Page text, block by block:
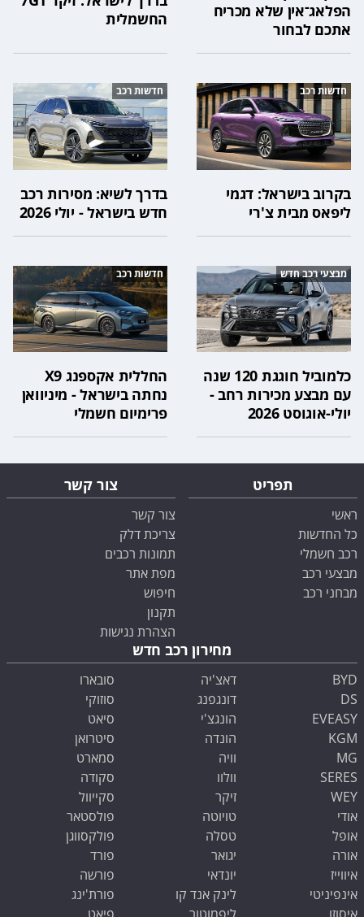
הפלאג־אין שלא מכריח
אתכם לבחור
החשמלית
חדשות רכב
בקרוב בישראל: דגמי
ליפאס מבית צ'רי
חדשות רכב
בדרך לשיא: מסירות רכב
חדש בישראל - יולי 2026
מבצעי רכב חדש
כלמוביל חוגגת 120 שנה
עם מבצע מכירות רחב -
יולי-אוגוסט 2026
חדשות רכב
החללית אקספנג X9
נחתה בישראל - מיניוואן
פרימיום חשמלי
תפריט
ראשי
כל החדשות
רכב חשמלי
מבצעי רכב
מבחני רכב
צור קשר
צור קשר
צריכת דלק
תמונות רכבים
מפת אתר
חיפוש
תקנון
הצהרת נגישות
מחירון רכב חדש
BYD
DS
EVEASY
KGM
MG
SERES
WEY
אודי
אופל
אורה
איווייז
אינפיניטי
דאצ'יה
דונגפנג
הונגצ'י
הונדה
וויה
וולוו
זיקר
טויוטה
טסלה
יגואר
יונדאי
לינק אנד קו
סובארו
סוזוקי
סיאט
סיטרואן
סמארט
סקודה
סקייוול
פולסטאר
פולקסווגן
פורד
פורשה
פורת'ינג